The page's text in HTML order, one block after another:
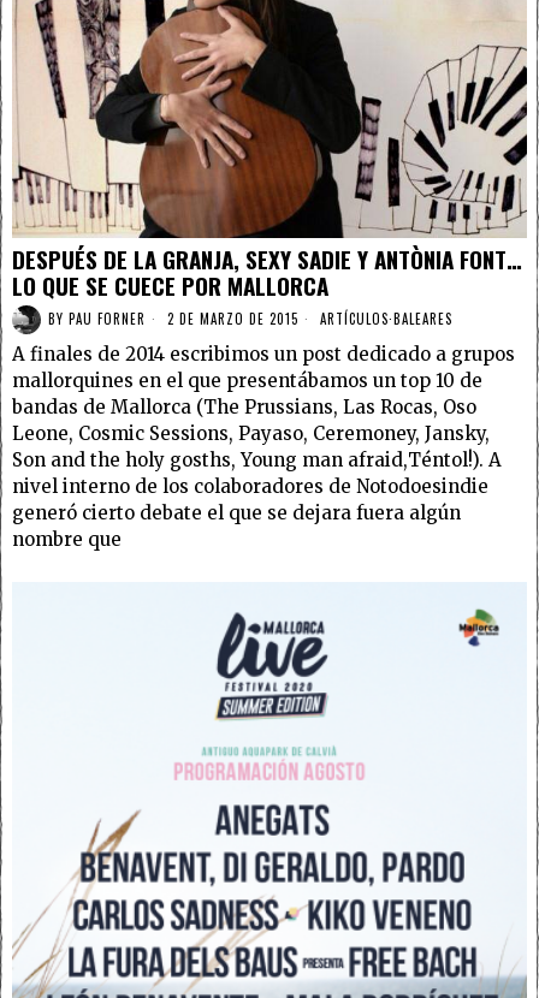
DESPUÉS DE LA GRANJA, SEXY SADIE Y ANTÒNIA FONT…
LO QUE SE CUECE POR MALLORCA
BY PAU FORNER 2 DE MARZO DE 2015 ARTÍCULOS·BALEARES
A finales de 2014 escribimos un post dedicado a grupos
mallorquines en el que presentábamos un top 10 de
bandas de Mallorca (The Prussians, Las Rocas, Oso
Leone, Cosmic Sessions, Payaso, Ceremoney, Jansky,
Son and the holy gosths, Young man afraid,Téntol!). A
nivel interno de los colaboradores de Notodoesindie
generó cierto debate el que se dejara fuera algún
nombre que